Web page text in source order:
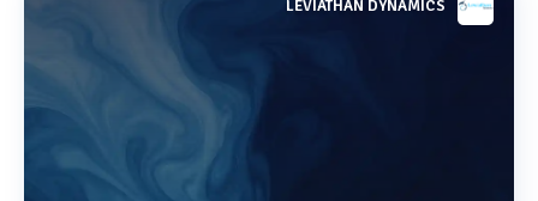
LEVIATHAN DYNAMICS